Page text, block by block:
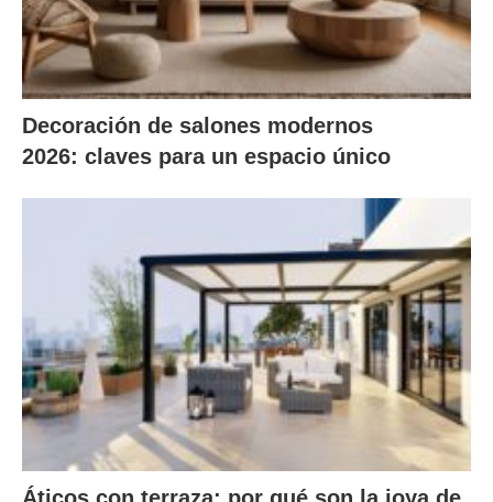
Decoración de salones modernos
2026: claves para un espacio único